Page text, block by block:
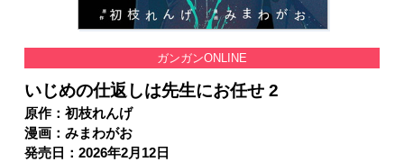
ガンガンONLINE
いじめの仕返しは先生にお任せ 2
原作：初枝れんげ
漫画：みまわがお
発売日：2026年2月12日